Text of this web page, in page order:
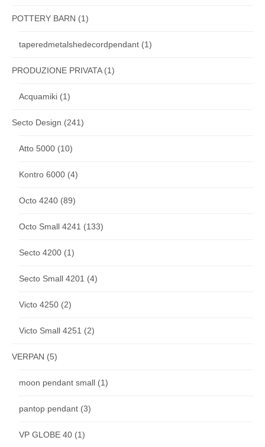
POTTERY BARN (1)
taperedmetalshedecordpendant (1)
PRODUZIONE PRIVATA(1)
Acquamiki (1)
Secto Design (241)
Atto 5000 (10)
Kontro 6000 (4)
Octo 4240 (89)
Octo Small 4241 (133)
Secto 4200 (1)
Secto Small 4201 (4)
Victo 4250 (2)
Victo Small 4251 (2)
VERPAN (5)
moon pendant small (1)
pantop pendant (3)
VP GLOBE 40 (1)